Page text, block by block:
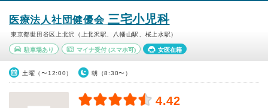
医療法人社団健優会 三宅小児科
東京都世田谷区上北沢（上北沢駅、八幡山駅、桜上水駅）
駐車場あり マイナ受付(スマホ可) 女医在籍
土曜（〜12:00） 朝（8:30〜）
4.42